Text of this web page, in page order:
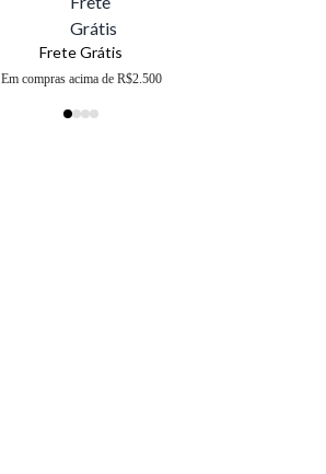
Frete Grátis
Em compras acima de R$2.500